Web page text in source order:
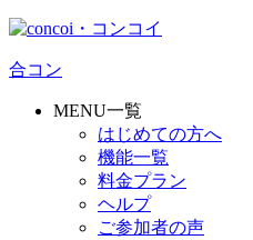
合コン
MENU一覧
はじめての方へ
機能一覧
料金プラン
ヘルプ
ご参加者の声